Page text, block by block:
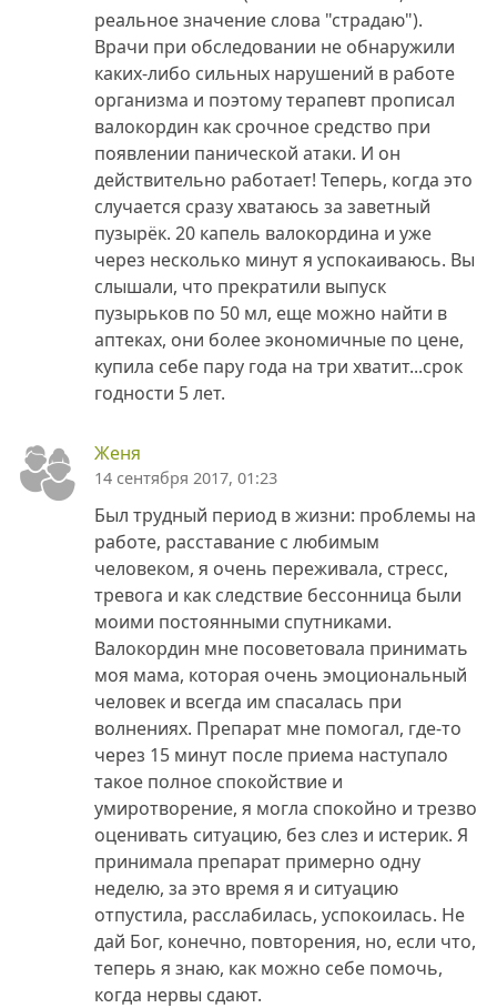
реальное значение слова "страдаю").
Врачи при обследовании не обнаружили
каких-либо сильных нарушений в работе
организма и поэтому терапевт прописал
валокордин как срочное средство при
появлении панической атаки. И он
действительно работает! Теперь, когда это
случается сразу хватаюсь за заветный
пузырёк. 20 капель валокордина и уже
через несколько минут я успокаиваюсь. Вы
слышали, что прекратили выпуск
пузырьков по 50 мл, еще можно найти в
аптеках, они более экономичные по цене,
купила себе пару года на три хватит...срок
годности 5 лет.
Женя
14 сентября 2017, 01:23
Был трудный период в жизни: проблемы на
работе, расставание с любимым
человеком, я очень переживала, стресс,
тревога и как следствие бессонница были
моими постоянными спутниками.
Валокордин мне посоветовала принимать
моя мама, которая очень эмоциональный
человек и всегда им спасалась при
волнениях. Препарат мне помогал, где-то
через 15 минут после приема наступало
такое полное спокойствие и
умиротворение, я могла спокойно и трезво
оценивать ситуацию, без слез и истерик. Я
принимала препарат примерно одну
неделю, за это время я и ситуацию
отпустила, расслабилась, успокоилась. Не
дай Бог, конечно, повторения, но, если что,
теперь я знаю, как можно себе помочь,
когда нервы сдают.